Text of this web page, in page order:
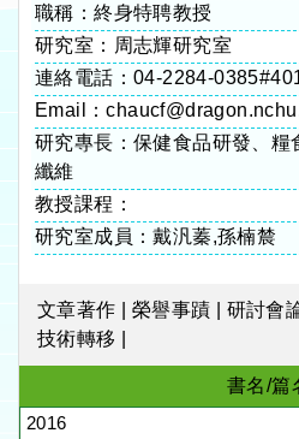
職稱：終身特聘教授
研究室：周志輝研究室
連絡電話：04-2284-
Email：
研究專長：保健食品研發、糧
纖維
教授課程：
研究室成員：戴汎蓁,孫楠辳
文章著作 榮譽事蹟 研討會
技術轉移
書名/篇
2016